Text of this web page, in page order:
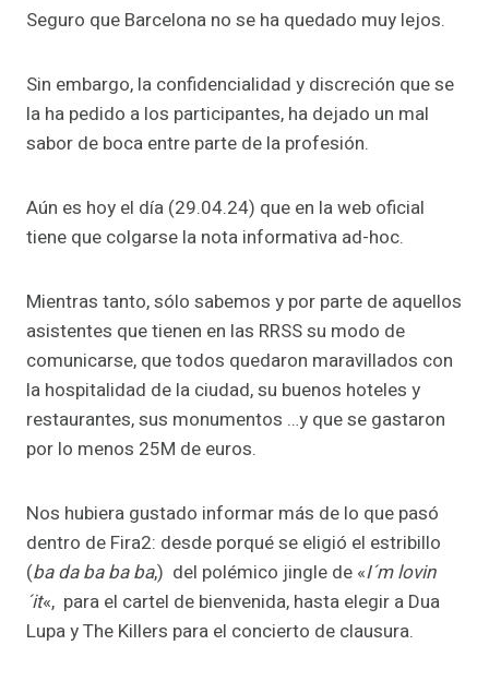
Seguro que Barcelona no se ha quedado muy lejos.
Sin embargo, la confidencialidad y discreción que se
la ha pedido a los participantes, ha dejado un mal
sabor de boca entre parte de la profesión.
Aún es hoy el día (29.04.24) que en la web oficial
tiene que colgarse la nota informativa ad-hoc.
Mientras tanto, sólo sabemos y por parte de aquellos
asistentes que tienen en las RRSS su modo de
comunicarse, que todos quedaron maravillados con
la hospitalidad de la ciudad, su buenos hoteles y
restaurantes, sus monumentos …y que se gastaron
por lo menos 25M de euros.
Nos hubiera gustado informar más de lo que pasó
dentro de Fira2: desde porqué se eligió el estribillo
(ba da ba ba ba,) del polémico jingle de «I´m lovin
´it«, para el cartel de bienvenida, hasta elegir a Dua
Lupa y The Killers para el concierto de clausura.